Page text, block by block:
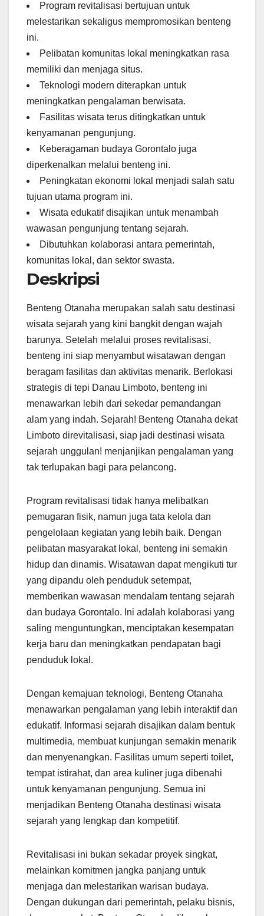
Program revitalisasi bertujuan untuk
melestarikan sekaligus mempromosikan benteng
ini.
Pelibatan komunitas lokal meningkatkan rasa
memiliki dan menjaga situs.
Teknologi modern diterapkan untuk
meningkatkan pengalaman berwisata.
Fasilitas wisata terus ditingkatkan untuk
kenyamanan pengunjung.
Keberagaman budaya Gorontalo juga
diperkenalkan melalui benteng ini.
Peningkatan ekonomi lokal menjadi salah satu
tujuan utama program ini.
Wisata edukatif disajikan untuk menambah
wawasan pengunjung tentang sejarah.
Dibutuhkan kolaborasi antara pemerintah,
komunitas lokal, dan sektor swasta.
Deskripsi
Benteng Otanaha merupakan salah satu destinasi
wisata sejarah yang kini bangkit dengan wajah
barunya. Setelah melalui proses revitalisasi,
benteng ini siap menyambut wisatawan dengan
beragam fasilitas dan aktivitas menarik. Berlokasi
strategis di tepi Danau Limboto, benteng ini
menawarkan lebih dari sekedar pemandangan
alam yang indah. Sejarah! Benteng Otanaha dekat
Limboto direvitalisasi, siap jadi destinasi wisata
sejarah unggulan! menjanjikan pengalaman yang
tak terlupakan bagi para pelancong.
Program revitalisasi tidak hanya melibatkan
pemugaran fisik, namun juga tata kelola dan
pengelolaan kegiatan yang lebih baik. Dengan
pelibatan masyarakat lokal, benteng ini semakin
hidup dan dinamis. Wisatawan dapat mengikuti tur
yang dipandu oleh penduduk setempat,
memberikan wawasan mendalam tentang sejarah
dan budaya Gorontalo. Ini adalah kolaborasi yang
saling menguntungkan, menciptakan kesempatan
kerja baru dan meningkatkan pendapatan bagi
penduduk lokal.
Dengan kemajuan teknologi, Benteng Otanaha
menawarkan pengalaman yang lebih interaktif dan
edukatif. Informasi sejarah disajikan dalam bentuk
multimedia, membuat kunjungan semakin menarik
dan menyenangkan. Fasilitas umum seperti toilet,
tempat istirahat, dan area kuliner juga dibenahi
untuk kenyamanan pengunjung. Semua ini
menjadikan Benteng Otanaha destinasi wisata
sejarah yang lengkap dan kompetitif.
Revitalisasi ini bukan sekadar proyek singkat,
melainkan komitmen jangka panjang untuk
menjaga dan melestarikan warisan budaya.
Dengan dukungan dari pemerintah, pelaku bisnis,